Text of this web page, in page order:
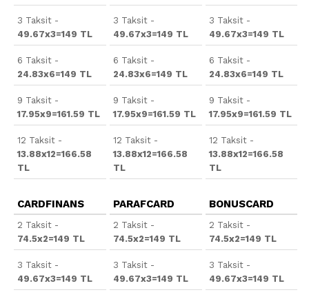
3 Taksit -
49.67x3=149 TL
6 Taksit -
24.83x6=149 TL
9 Taksit -
17.95x9=161.59 TL
12 Taksit -
13.88x12=166.58
TL
3 Taksit -
49.67x3=149 TL
6 Taksit -
24.83x6=149 TL
9 Taksit -
17.95x9=161.59 TL
12 Taksit -
13.88x12=166.58
TL
3 Taksit -
49.67x3=149 TL
6 Taksit -
24.83x6=149 TL
9 Taksit -
17.95x9=161.59 TL
12 Taksit -
13.88x12=166.58
TL
CARDFINANS
2 Taksit -
74.5x2=149 TL
3 Taksit -
49.67x3=149 TL
PARAFCARD
2 Taksit -
74.5x2=149 TL
3 Taksit -
49.67x3=149 TL
BONUSCARD
2 Taksit -
74.5x2=149 TL
3 Taksit -
49.67x3=149 TL